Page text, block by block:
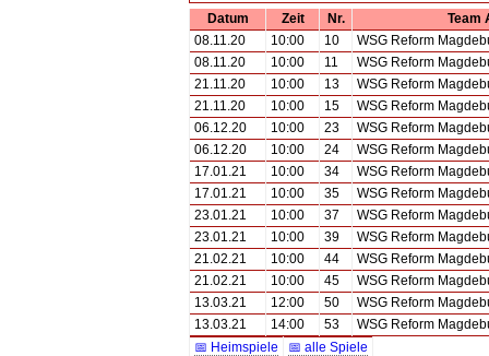
Datum Zeit Nr.
Team
08.11.20
10:00 10
WSG Reform
08.11.20
10:00 11
WSG Reform
21.11.20
10:00 13
WSG Reform
21.11.20
10:00 15
WSG Reform
06.12.20
10:00 23
WSG Reform
06.12.20
10:00 24
WSG Reform
17.01.21
10:00 34
WSG Reform
17.01.21
10:00 35
WSG Reform
23.01.21
10:00 37
WSG Reform
23.01.21
10:00 39
WSG Reform
21.02.21
10:00 44
WSG Reform
21.02.21
10:00 45
WSG Reform
13.03.21
12:00 50
WSG Reform
13.03.21
14:00 53
WSG Reform
📅 Heimspiele
📅 alle Spiele